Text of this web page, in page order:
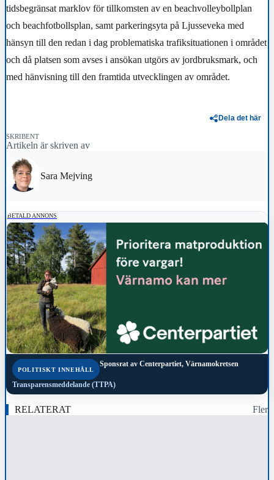
tidsbegränsat marklov för tillkomsten av en beachvolleybollplan
och beachfotbollsplan, samt parkeringsyta på Ljusseveka med
hänsyn till den redan i dag problematiska trafiksituationen i området
och då platsen som avses i ansökan utgörs av jordbruksmark, och
med hänvisning till den framtida utvecklingen av området.
Dela det här
SKRIBENT
Artikeln är skriven av
Sara Mejving
BETALD ANNONS
POLITISKT INNEHÅLL
Sponsrat av Centerpartiet, Värnamokretsen
Transparensmeddelande (TTPA)
RELATERAT Fler